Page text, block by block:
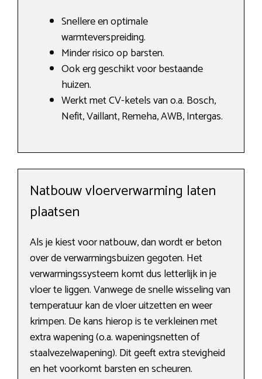
Snellere en optimale
warmteverspreiding.
Minder risico op barsten.
Ook erg geschikt voor bestaande
huizen.
Werkt met CV-ketels van o.a. Bosch,
Nefit, Vaillant, Remeha, AWB, Intergas.
Natbouw vloerverwarming laten
plaatsen
Als je kiest voor natbouw, dan wordt er beton
over de verwarmingsbuizen gegoten. Het
verwarmingssysteem komt dus letterlijk in je
vloer te liggen. Vanwege de snelle wisseling van
temperatuur kan de vloer uitzetten en weer
krimpen. De kans hierop is te verkleinen met
extra wapening (o.a. wapeningsnetten of
staalvezelwapening). Dit geeft extra stevigheid
en het voorkomt barsten en scheuren.